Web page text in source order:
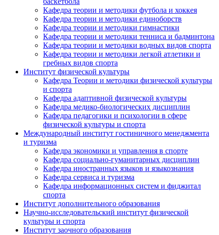
Кафедра теории и методики футбола и хоккея
Кафедра теории и методики единоборств
Кафедра теории и методики гимнастики
Кафедра теории и методики тенниса и бадминтона
Кафедра теории и методики водных видов спорта
Кафедра теории и методики легкой атлетики и
гребных видов спорта
Институт физической культуры
Кафедра Теории и методики физической культуры
и спорта
Кафедра адаптивной физической культуры
Кафедра медико-биологических дисциплин
Кафедра педагогики и психологии в сфере
физической культуры и спорта
Международный институт гостиничного менеджмента
и туризма
Кафедра экономики и управления в спорте
Кафедра социально-гуманитарных дисциплин
Кафедра иностранных языков и языкознания
Кафедра сервиса и туризма
Кафедра информационных систем и фиджитал
спорта
Институт дополнительного образования
Научно-исследовательский институт физической
культуры и спорта
Институт заочного образования